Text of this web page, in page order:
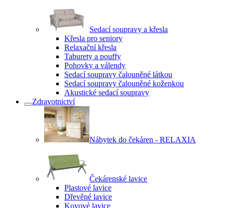
Sedací soupravy a křesla
Křesla pro seniory
Relaxační křesla
Taburety a pouffy
Pohovky a válendy
Sedací soupravy čalouněné látkou
Sedací soupravy čalouněné koženkou
Akustické sedací soupravy
Zdravotnictví
Nábytek do čekáren - RELAXIA
Čekárenské lavice
Plastové lavice
Dřevěné lavice
Kovové lavice